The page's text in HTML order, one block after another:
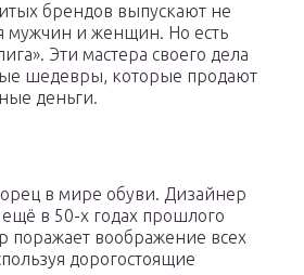
брендов выпускают не
мужчин и женщин. Но есть
Эти мастера своего дела
шедевры, которые продают
деньги.
в мире обуви. Дизайнер
в 50-х годах прошлого
поражает воображение всех
дорогостоящие